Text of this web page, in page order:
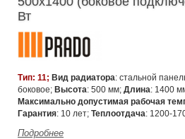
Вт
Тип: 11; Вид радиатора: стальной
боковое; Высота: 500 мм; Длина: 1400
Максимально допустимая рабочая
Гарантия: 10 лет; Теплоотдача: 1200-
Подробнее